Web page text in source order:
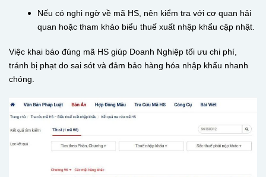
Nếu có nghi ngờ về mã HS, nên kiểm tra với cơ quan hải
quan hoặc tham khảo biểu thuế xuất nhập khẩu cập nhật.
Việc khai báo đúng mã HS giúp Doanh Nghiệp tối ưu chi phí,
tránh bị phạt do sai sót và đảm bảo hàng hóa nhập khẩu nhanh
chóng.